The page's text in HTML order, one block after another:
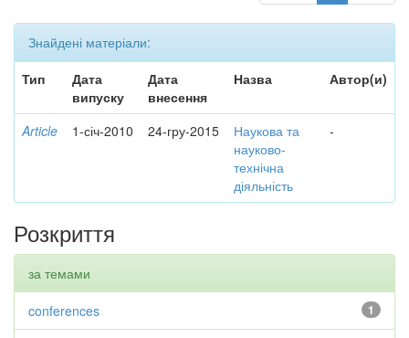
Знайдені матеріали:
Тип
Дата
випуску
Дата
внесення
Назва Автор(и)
Article 1-січ-2010 24-гру-2015
Наукова та
науково-
технічна
діяльність
-
Розкриття
за темами
1
conferences